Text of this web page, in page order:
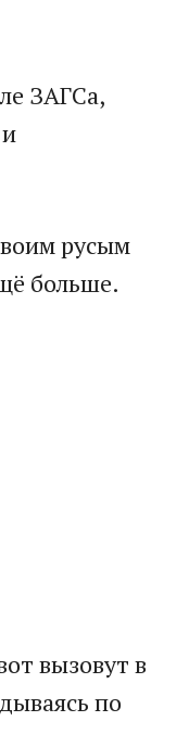
ЗАГСа,
русым
больше.
вызовут в
по